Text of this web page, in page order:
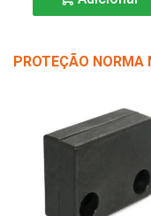
PROTEÇÃO NORMA